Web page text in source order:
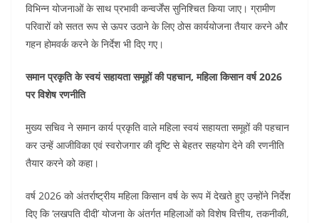
विभिन्न योजनाओं के साथ प्रभावी कन्वर्जेंस सुनिश्चित किया जाए। ग्रामीण
परिवारों को सतत रूप से ऊपर उठाने के लिए ठोस कार्ययोजना तैयार करने और
गहन होमवर्क करने के निर्देश भी दिए गए।
समान प्रकृति के स्वयं सहायता समूहों की पहचान, महिला किसान वर्ष 2026
पर विशेष रणनीति
मुख्य सचिव ने समान कार्य प्रकृति वाले महिला स्वयं सहायता समूहों की पहचान
कर उन्हें आजीविका एवं स्वरोजगार की दृष्टि से बेहतर सहयोग देने की रणनीति
तैयार करने को कहा।
वर्ष 2026 को अंतर्राष्ट्रीय महिला किसान वर्ष के रूप में देखते हुए उन्होंने निर्देश
दिए कि ‘लखपति दीदी’ योजना के अंतर्गत महिलाओं को विशेष वित्तीय, तकनीकी,